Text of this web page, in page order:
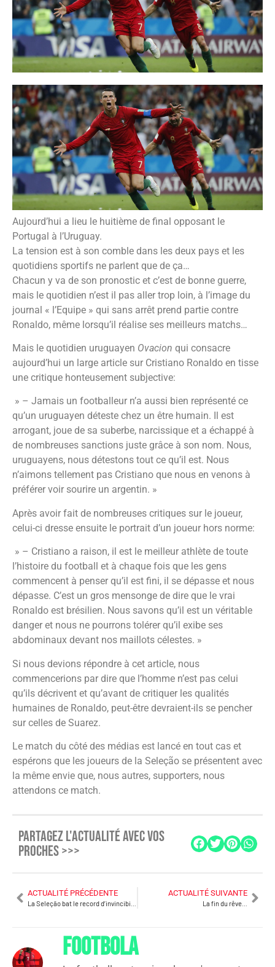
Aujourd’hui a lieu le huitième de final opposant le
Portugal à l’Uruguay.
La tension est à son comble dans les deux pays et les
quotidiens sportifs ne parlent que de ça…
Chacun y va de son pronostic et c’est de bonne guerre,
mais le quotidien n’est il pas aller trop loin, à l’image du
journal « l’Equipe » qui sans arrêt prend partie contre
Ronaldo, même lorsqu’il réalise ses meilleurs matchs…
Mais le quotidien uruguayen Ovacion qui consacre
aujourd’hui un large article sur Cristiano Ronaldo en tisse
une critique honteusement subjective:
» – Jamais un footballeur n’a aussi bien représenté ce
qu’un uruguayen déteste chez un être humain. Il est
arrogant, joue de sa suberbe, narcissique et a échappé à
de nombreuses sanctions juste grâce à son nom. Nous,
uruguayens, nous détestons tout ce qu’il est. Nous
n’aimons tellement pas Cristiano que nous en venons à
préférer voir sourire un argentin. »
Après avoir fait de nombreuses critiques sur le joueur,
celui-ci dresse ensuite le portrait d’un joueur hors norme:
» – Cristiano a raison, il est le meilleur athlète de toute
l’histoire du football et à chaque fois que les gens
commencent à penser qu’il est fini, il se dépasse et nous
dépasse. C’est un gros mensonge de dire que le vrai
Ronaldo est brésilien. Nous savons qu’il est un véritable
danger et nous ne pourrons tolérer qu’il exibe ses
abdominaux devant nos maillots célestes. »
Si nous devions répondre à cet article, nous
commencerions par dire que l’homme n’est pas celui
qu’ils décrivent et qu’avant de critiquer les qualités
humaines de Ronaldo, peut-être devraient-ils se pencher
sur celles de Suarez.
Le match du côté des médias est lancé en tout cas et
espérons que les joueurs de la Seleção se présentent avec
la même envie que, nous autres, supporters, nous
attendons ce match.
PARTAGEZ L'ACTUALITÉ AVEC VOS
PROCHES >>>
ACTUALITÉ PRÉCÉDENTE ACTUALITÉ SUIVANTE
La fin du rêve…
FOOTBOLA